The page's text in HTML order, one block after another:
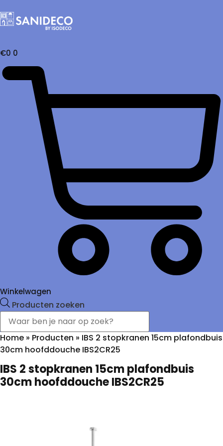
€0 0
Winkelwagen
Producten zoeken
Home » Producten » IBS 2 stopkranen 15cm plafondbuis
30cm hoofddouche IBS2CR25
IBS 2 stopkranen 15cm plafondbuis
30cm hoofddouche IBS2CR25